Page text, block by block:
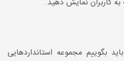
باید بگوییم مجموعه استانداردهایی